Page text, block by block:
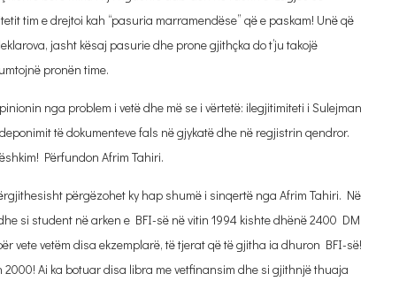
tim e drejtoi kah “pasuria marramendëse” që e paskam! Unë që
jasht kësaj pasurie dhe prone gjithçka do t’ju takojë
pronën time.
nga problem i vetë dhe më se i vërtetë: ilegjitimiteti i Sulejman
të dokumenteve fals në gjykatë dhe në regjistrin qendror.
Përfundon Afrim Tahiri.
përgëzohet ky hap shumë i sinqertë nga Afrim Tahiri. Në
si student në arken e BFI-së në vitin 1994 kishte dhënë 2400 DM
vete vetëm disa ekzemplarë, të tjerat që të gjitha ia dhuron BFI-së!
Ai ka botuar disa libra me vetfinansim dhe si gjithnjë thuaja